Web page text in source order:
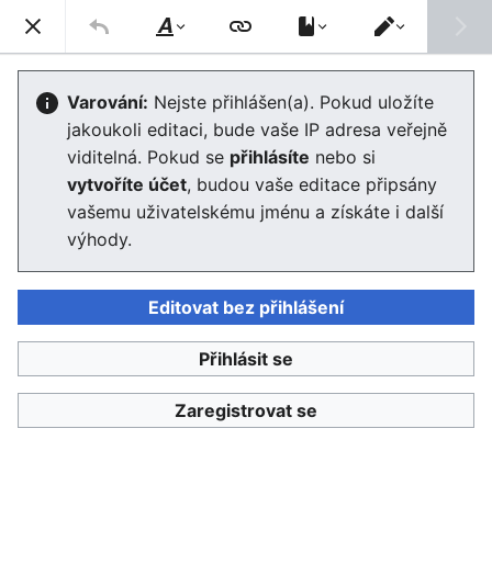
Enviwiki
Nápověda:Vytvoření šablony
Editor se nyní načte. Pokud tuto zprávu stále vidíte po
několika sekundách, prosím obnovte stránku .
Enviwiki
Styl
textu
Přepnout
editor
Varování: Nejste přihlášen(a). Pokud uložíte
jakoukoli editaci, bude vaše IP adresa veřejně
viditelná. Pokud se přihlásíte nebo si
vytvoříte účet, budou vaše editace připsány
vašemu uživatelskému jménu a získáte i další
výhody.
Editovat bez přihlášení
Přihlásit se
Zaregistrovat se